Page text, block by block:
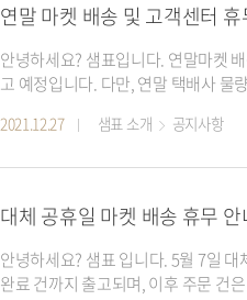
연말 마켓 배송 및 고객센터 휴
안녕하세요? 샘표입니다. 연말마켓
고 예정입니다. 다만, 연말 택배사 물
2021.12.27 샘표 소개 공지사항
대체 공휴일 마켓 배송 휴무 안
안녕하세요? 샘표 입니다. 5월 7일 대체 공휴일 마
완료 건까지 출고되며, 이후 주문 건